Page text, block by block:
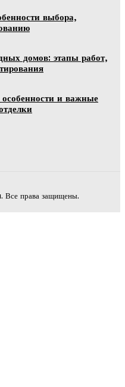
выбора,
домов: этапы работ,
и важные
права защищены.